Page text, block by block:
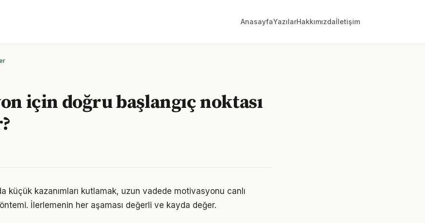
AnasayfaYazılarHakkımızdaİletişim
için doğru başlangıç noktası
küçük kazanımları kutlamak, uzun vadede motivasyonu canlı
İlerlemenin her aşaması değerli ve kayda değer.